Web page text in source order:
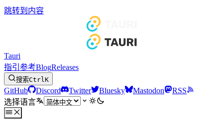
跳转到内容
Tauri
指引 参考BlogReleases
搜索CtrlK
GitHub Discord Twitter Bluesky Mastodon
RSS
选择语言